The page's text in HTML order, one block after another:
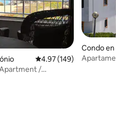
Calificación promedio:
4.97 (149)
/
Condo